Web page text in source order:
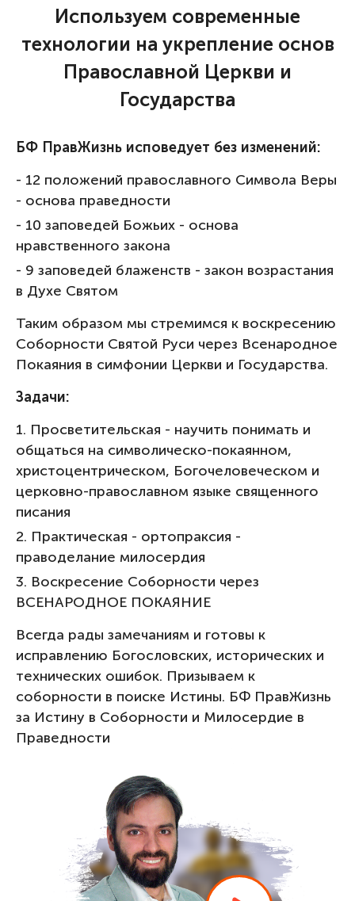
Используем современные
технологии на укрепление основ
Православной Церкви и
Государства
БФ ПравЖизнь исповедует без изменений:
- 12 положений православного Символа Веры
- основа праведности
- 10 заповедей Божьих - основа
нравственного закона
- 9 заповедей блаженств - закон возрастания
в Духе Святом
Таким образом мы стремимся к воскресению
Соборности Святой Руси через Всенародное
Покаяния в симфонии Церкви и Государства.
Задачи:
1. Просветительская - научить понимать и
общаться на символическо-покаянном,
христоцентрическом, Богочеловеческом и
церковно-православном языке священного
писания
2. Практическая - ортопраксия -
праводелание милосердия
3. Воскресение Соборности через
ВСЕНАРОДНОЕ ПОКАЯНИЕ
Всегда рады замечаниям и готовы к
исправлению Богословских, исторических и
технических ошибок. Призываем к
соборности в поиске Истины. БФ ПравЖизнь
за Истину в Соборности и Милосердие в
Праведности